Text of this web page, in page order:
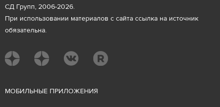
СД Групп, 2006-2026.
При использовании материалов с сайта ссылка на источник
обязательна.
МОБИЛЬНЫЕ ПРИЛОЖЕНИЯ